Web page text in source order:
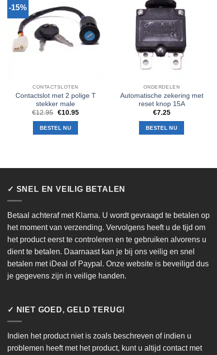
-15%
Toevoegen
aan
verlanglijst
CONTACTSLOTEN
Contactslot met 2 polige T
stekker male
€12.95 Oorspronkelijke
was:
€12.95.
€10.95Huidige
BESTEL NU
Toevoegen
verlanglijst
ONDERDELEN
Automatische zekering met
reset knop 15A
€7.25
BESTEL NU
✓ SNEL EN VEILIG BETALEN
Betaal achteraf met Klarna. U wordt gevraagd te betalen op
het moment van verzending. Vervolgens heeft u de tijd om
het product eerst te controleren en te gebruiken alvorens u
dient te betalen. Daarnaast kan je bij ons veilig en snel
betalen met iDeal of Paypal. Onze website is beveiligd dus
je gegevens zijn in veilige handen.
✓ NIET GOED, GELD TERUG!
Indien het product niet is zoals beschreven of indien u
problemen heeft met het product, kunt u altijd contact met